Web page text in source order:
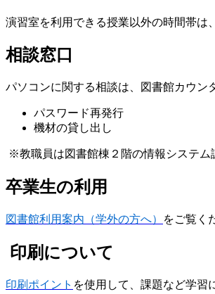
演習室を利用できる授業以外の時間帯は、
相談窓口
パソコンに関する相談は、図書館カウン
パスワード再発行
機材の貸し出し
※教職員は図書館棟２階の情報システム
卒業生の利用
図書館利用案内（学外の方へ） をご覧く
印刷について
印刷ポイント を使用して、課題など学習